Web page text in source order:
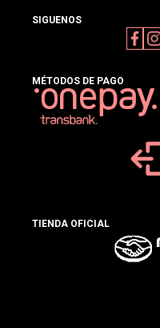
SIGUENOS
MÉTODOS DE PAGO
TIENDA OFICIAL